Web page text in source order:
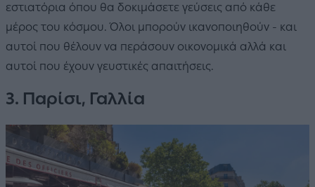
εστιατόρια όπου θα δοκιμάσετε γεύσεις από κάθε
μέρος του κόσμου. Όλοι μπορούν ικανοποιηθούν - και
αυτοί που θέλουν να περάσουν οικονομικά αλλά και
αυτοί που έχουν γευστικές απαιτήσεις.
3. Παρίσι, Γαλλία